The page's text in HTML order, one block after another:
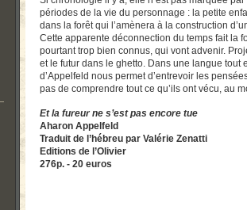
périodes de la vie du personnage : la petite
dans la forêt qui l’amènera à la construction
Cette apparente déconnection du temps fait la
pourtant trop bien connus, qui vont advenir.
et le futur dans le ghetto. Dans une langue tout
d’Appelfeld nous permet d’entrevoir les
pas de comprendre tout ce qu’ils ont vécu, au
Et la fureur ne s’est pas encore tue
Aharon Appelfeld
Traduit de l’hébreu par Valérie Zenatti
Editions de l’Olivier
276p. - 20 euros